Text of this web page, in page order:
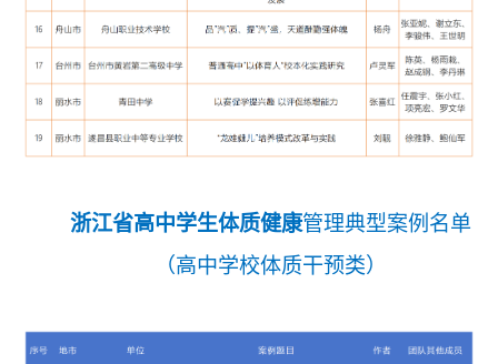
浙江省高中学生体质健康管理典型案例名单
（高中学校体质干预类）